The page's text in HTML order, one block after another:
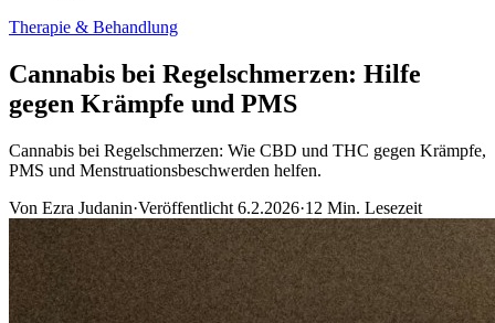
Therapie & Behandlung
Cannabis bei Regelschmerzen: Hilfe
gegen Krämpfe und PMS
Cannabis bei Regelschmerzen: Wie CBD und THC gegen Krämpfe,
PMS und Menstruationsbeschwerden helfen.
Von Ezra Judanin·Veröffentlicht 6.2.2026·12 Min. Lesezeit